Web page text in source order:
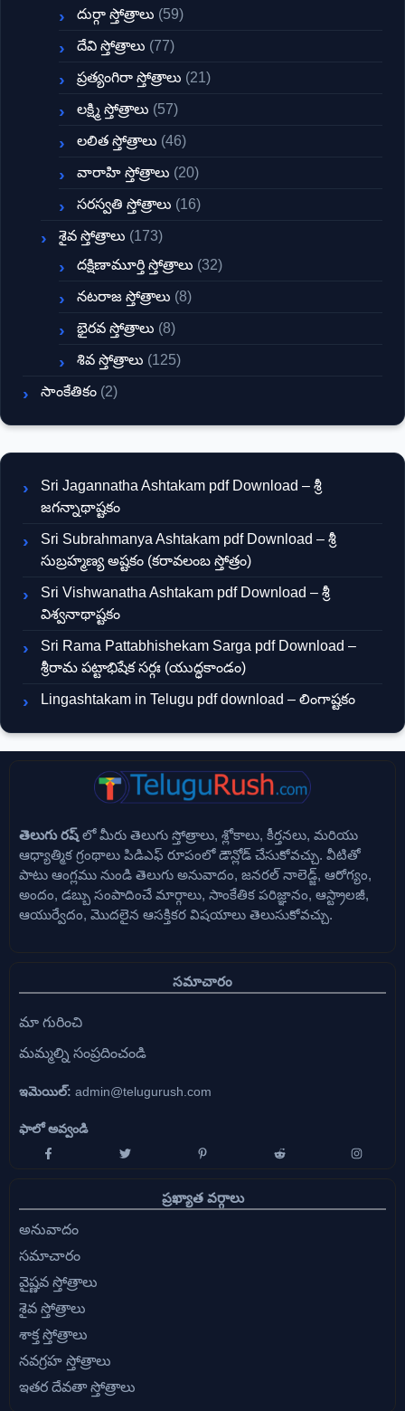
దుర్గా స్తోత్రాలు (59)
దేవి స్తోత్రాలు (77)
ప్రత్యంగిరా స్తోత్రాలు (21)
లక్ష్మి స్తోత్రాలు (57)
లలిత స్తోత్రాలు (46)
వారాహి స్తోత్రాలు (20)
సరస్వతి స్తోత్రాలు (16)
శైవ స్తోత్రాలు (173)
దక్షిణామూర్తి స్తోత్రాలు (32)
నటరాజ స్తోత్రాలు (8)
భైరవ స్తోత్రాలు (8)
శివ స్తోత్రాలు (125)
సాంకేతికం (2)
Sri Jagannatha Ashtakam pdf Download – శ్రీ
జగన్నాథాష్టకం
Sri Subrahmanya Ashtakam pdf Download – శ్రీ
సుబ్రహ్మణ్య అష్టకం (కరావలంబ స్తోత్రం)
Sri Vishwanatha Ashtakam pdf Download – శ్రీ
విశ్వనాథాష్టకం
Sri Rama Pattabhishekam Sarga pdf Download –
శ్రీరామ పట్టాభిషేక సర్గః (యుద్ధకాండం)
Lingashtakam in Telugu pdf download – లింగాష్టకం
తెలుగు రష్ లో మీరు తెలుగు స్తోత్రాలు, శ్లోకాలు, కీర్తనలు, మరియు
ఆధ్యాత్మిక గ్రంథాలు పిడిఎఫ్ రూపంలో డౌన్లోడ్ చేసుకోవచ్చు. వీటితో
పాటు ఆంగ్లము నుండి తెలుగు అనువాదం, జనరల్ నాలెడ్జ్, ఆరోగ్యం,
అందం, డబ్బు సంపాదించే మార్గాలు, సాంకేతిక పరిజ్ఞానం, ఆస్ట్రాలజీ,
ఆయుర్వేదం, మొదలైన ఆసక్తికర విషయాలు తెలుసుకోవచ్చు.
సమాచారం
మా గురించి
మమ్మల్ని సంప్రదించండి
ఇమెయిల్: admin@telugurush.com
ఫాలో అవ్వండి
ప్రఖ్యాత వర్గాలు
అనువాదం
సమాచారం
వైష్ణవ స్తోత్రాలు
శైవ స్తోత్రాలు
శాక్త స్తోత్రాలు
నవగ్రహ స్తోత్రాలు
ఇతర దేవతా స్తోత్రాలు